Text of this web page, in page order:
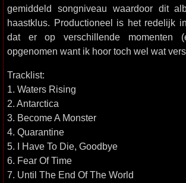
gemiddeld songniveau waardoor dit
haastklus. Productioneel is het redelijk
dat er op verschillende momenten
opgenomen want ik hoor toch wel wat
Tracklist:
1. Waters Rising
2. Antarctica
3. Become A Monster
4. Quarantine
5. I Have To Die, Goodbye
6. Fear Of Time
7. Until The End Of The World